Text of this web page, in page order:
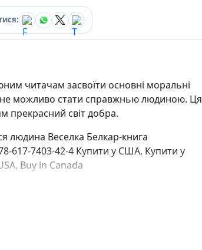
Казки Вірші Оповідання
Книги з наліпками
Вчимося читати
Самостійне читання (6+)
Книги для читання 10+
Розмальовки та Аплікації
Навчальні книги
Розвивальні та пізнавальні книги
Книги про Україну
читачам засвоїти основні моральні
не можливо стати справжнью людиною. Ця
прекрасний світ добра.
людина Веселка Белкар-книга
617-7403-42-4 Купити у США, Купити у
Buy in Canada